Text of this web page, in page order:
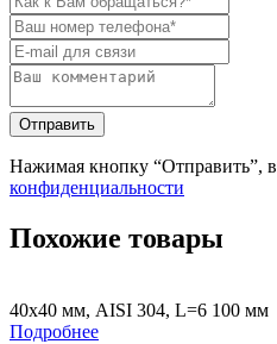
Нажимая кнопку “Отправить”,
конфиденциальности
Похожие товары
40х40 мм, AISI 304, L=6 100 мм
Подробнее